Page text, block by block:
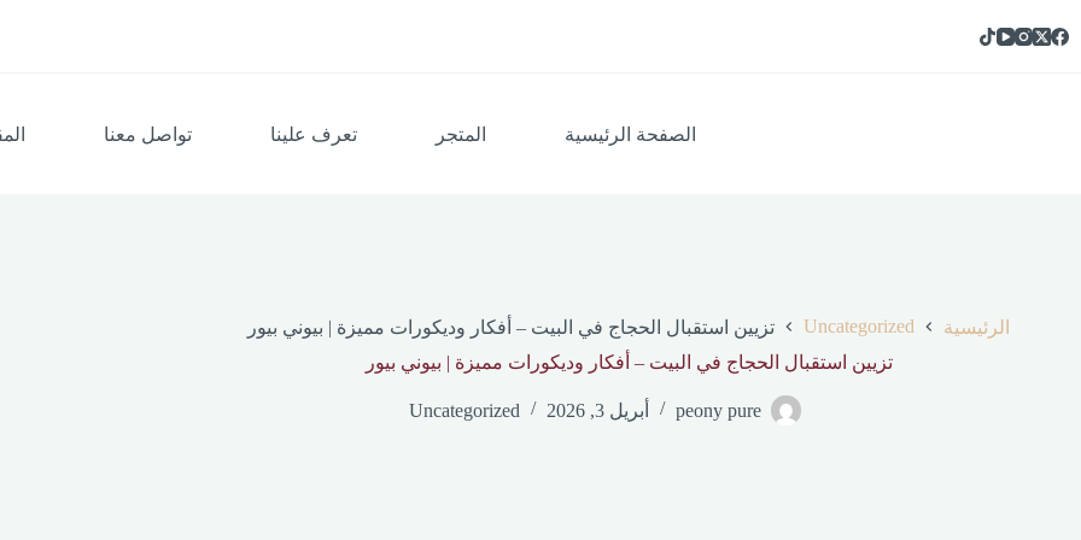
الصفحة الرئيسية المتجر تعرف علينا تواصل معنا
الرئيسية Uncategorized
تزيين استقبال الحجاج في البيت – أفكار وديكورات مميزة | بيوني بيور
تزيين استقبال الحجاج في البيت – أفكار وديكورات مميزة | بيوني بيور
peony pure أبريل 3, 2026 Uncategorized